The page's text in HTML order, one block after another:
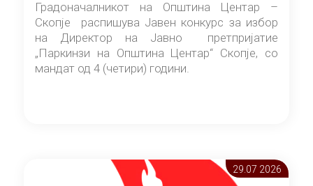
Градоначалникот на Општина Центар –
Скопје распишува Јавен конкурс за избор
на Директор на Јавно претпријатие
„Паркинзи на Општина Центар“ Скопје, со
мандат од 4 (четири) години.
29.07 2026